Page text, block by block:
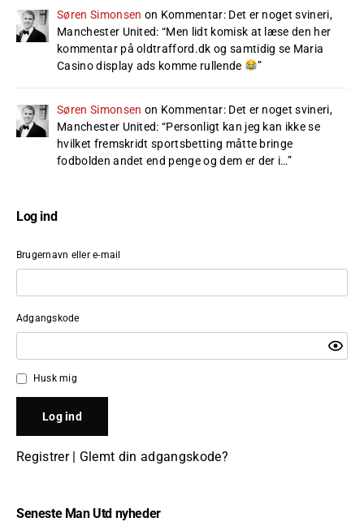
Søren Simonsen on Kommentar: Det er noget svineri,
Manchester United: “Men lidt komisk at læse den her
kommentar på oldtrafford.dk og samtidig se Maria
Casino display ads komme rullende
”
Søren Simonsen on Kommentar: Det er noget svineri,
Manchester United: “Personligt kan jeg kan ikke se
hvilket fremskridt sportsbetting måtte bringe
fodbolden andet end penge og dem er der i…”
Log ind
Brugernavn eller e-mail
Adgangskode
Husk mig
Registrer| Glemt din adgangskode?
Seneste Man Utd nyheder